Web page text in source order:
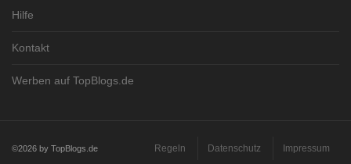
Hilfe
Kontakt
Werben auf TopBlogs.de
©2026 by TopBlogs.de Regeln Datenschutz Impressum